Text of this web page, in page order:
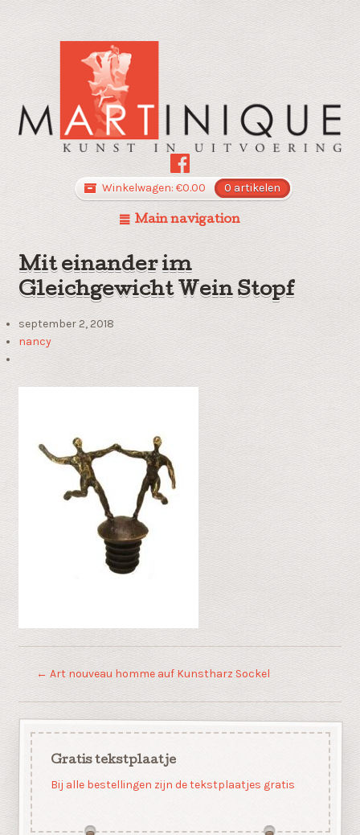
Winkelwagen: €0.00 0 artikelen
Main navigation
Mit einander im
Gleichgewicht Wein Stopf
september 2, 2018
nancy
← Art nouveau homme auf Kunstharz Sockel
Gratis tekstplaatje
Bij alle bestellingen zijn de tekstplaatjes gratis